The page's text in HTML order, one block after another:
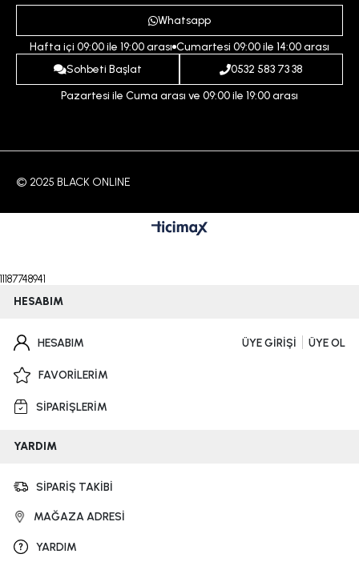
Ödeme ve Teslimat Koşulları
İptal ve İade Koşulları
İndirim
Whatsapp
Hafta içi 09:00 ile 19:00 arası Cumartesi 09:00 ile 14:00 arası
Sohbeti Başlat
0532 583 73 38
Pazartesi ile Cuma arası ve 09:00 ile 19:00 arası
© 2025 BLACK ONLINE
11187748941
HESABIM
HESABIM ÜYE GİRİŞİ ÜYE OL
FAVORİLERİM
SİPARİŞLERİM
YARDIM
SİPARİŞ TAKİBİ
MAĞAZA ADRESİ
YARDIM